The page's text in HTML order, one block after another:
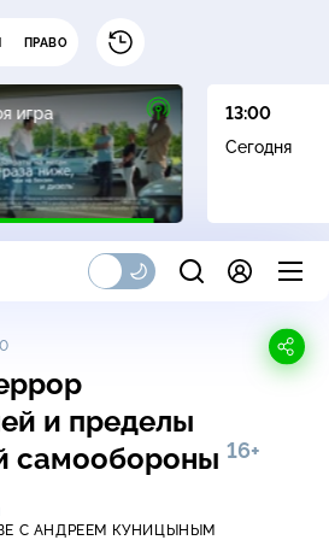
ПРАВО
игра
0+
13:00
Сегодня
и пределы
самообороны 16+
С АНДРЕЕМ КУНИЦЫНЫМ